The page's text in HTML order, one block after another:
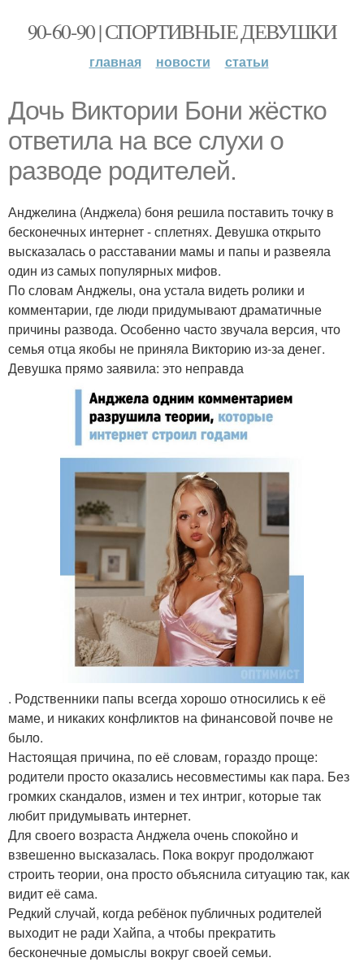
90-60-90 | СПОРТИВНЫЕ ДЕВУШКИ
главная новости статьи
Дочь Виктории Бони жёстко
ответила на все слухи о
разводе родителей.
Анджелина (Анджела) боня решила поставить точку в
бесконечных интернет - сплетнях. Девушка открыто
высказалась о расставании мамы и папы и развеяла
один из самых популярных мифов.
По словам Анджелы, она устала видеть ролики и
комментарии, где люди придумывают драматичные
причины развода. Особенно часто звучала версия, что
семья отца якобы не приняла Викторию из-за денег.
Девушка прямо заявила: это неправда
. Родственники папы всегда хорошо относились к её
маме, и никаких конфликтов на финансовой почве не
было.
Настоящая причина, по её словам, гораздо проще:
родители просто оказались несовместимы как пара. Без
громких скандалов, измен и тех интриг, которые так
любит придумывать интернет.
Для своего возраста Анджела очень спокойно и
взвешенно высказалась. Пока вокруг продолжают
строить теории, она просто объяснила ситуацию так, как
видит её сама.
Редкий случай, когда ребёнок публичных родителей
выходит не ради Хайпа, а чтобы прекратить
бесконечные домыслы вокруг своей семьи.